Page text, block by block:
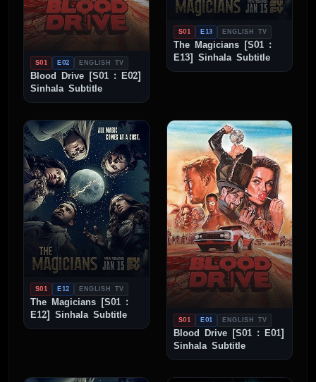
S01 E02 ENGLISH TV
Blood Drive [S01 : E02]
Sinhala Subtitle
S01 E13 ENGLISH TV
The Magicians [S01 :
E13] Sinhala Subtitle
S01 E12 ENGLISH TV
The Magicians [S01 :
E12] Sinhala Subtitle
S01 E01 ENGLISH TV
Blood Drive [S01 : E01]
Sinhala Subtitle